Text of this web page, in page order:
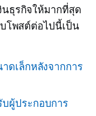
ธุรกิจให้มากที่สุด
โพสต์ต่อไปนี้เป็น
ดเล็กหลังจากการ
ผู้ประกอบการ